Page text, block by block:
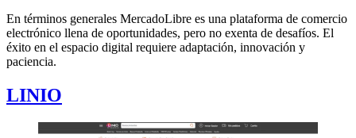
En términos generales MercadoLibre es una plataforma de comercio
electrónico llena de oportunidades, pero no exenta de desafíos. El
éxito en el espacio digital requiere adaptación, innovación y
paciencia.
LINIO